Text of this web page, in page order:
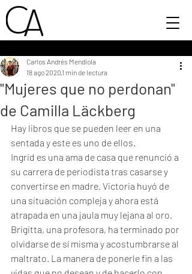
"Mujeres que no perdonan"
de Camilla Läckberg
Carlos Andrés Mendiola
18 ago 2020 1 min de lectura
Hay libros que se pueden leer en una
sentada y este es uno de ellos.
Ingrid es una ama de casa que renunció a
su carrera de periodista tras casarse y
convertirse en madre. Victoria huyó de
una situación compleja y ahora está
atrapada en una jaula muy lejana al oro.
Brigitta, una profesora, ha terminado por
olvidarse de sí misma y acostumbrarse al
maltrato. La manera de ponerle fin a las